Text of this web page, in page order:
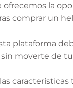
ofrecemos la
comprar un
plataforma
moverte de tu